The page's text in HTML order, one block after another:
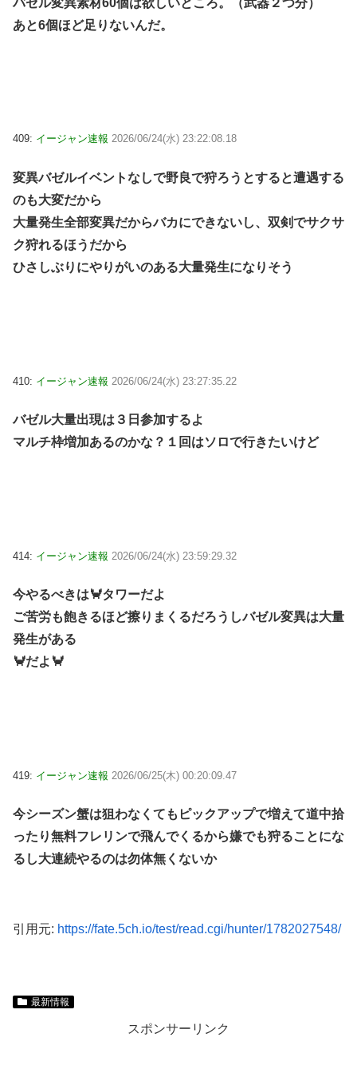
あと6個ほど足りないんだ。
409: イージャン速報 2026/06/24(水) 23:22:08.18
変異バゼルイベントなしで野良で狩ろうとすると遭遇する
のも大変だから
大量発生全部変異だからバカにできないし、双剣でサクサ
ク狩れるほうだから
ひさしぶりにやりがいのある大量発生になりそう
410: イージャン速報 2026/06/24(水) 23:27:35.22
バゼル大量出現は３日参加するよ
マルチ枠増加あるのかな？１回はソロで行きたいけど
414: イージャン速報 2026/06/24(水) 23:59:29.32
今やるべきは🦀タワーだよ
ご苦労も飽きるほど擦りまくるだろうしバゼル変異は大量
発生がある
🦀だよ🦀
419: イージャン速報 2026/06/25(木) 00:20:09.47
今シーズン蟹は狙わなくてもピックアップで増えて道中拾
ったり無料フレリンで飛んでくるから嫌でも狩ることにな
るし大連続やるのは勿体無くないか
引用元: https://fate.5ch.io/test/read.cgi/hunter/1782027548/
最新情報
スポンサーリンク